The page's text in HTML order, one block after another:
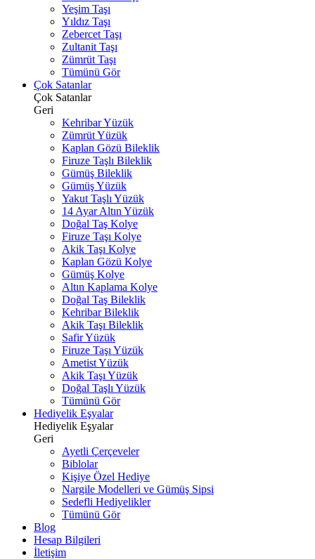
Yeşim Taşı
Yıldız Taşı
Zebercet Taşı
Zultanit Taşı
Zümrüt Taşı
Tümünü Gör
Çok Satanlar
Çok Satanlar
Geri
Kehribar Yüzük
Zümrüt Yüzük
Kaplan Gözü Bileklik
Firuze Taşlı Bileklik
Gümüş Bileklik
Gümüş Yüzük
Yakut Taşlı Yüzük
14 Ayar Altın Yüzük
Doğal Taş Kolye
Firuze Taşı Kolye
Akik Taşı Kolye
Kaplan Gözü Kolye
Gümüş Kolye
Altın Kaplama Kolye
Doğal Taş Bileklik
Kehribar Bileklik
Akik Taşı Bileklik
Safir Yüzük
Firuze Taşı Yüzük
Ametist Yüzük
Akik Taşı Yüzük
Doğal Taşlı Yüzük
Tümünü Gör
Hediyelik Eşyalar
Hediyelik Eşyalar
Geri
Ayetli Çerçeveler
Biblolar
Kişiye Özel Hediye
Nargile Modelleri ve Gümüş Sipsi
Sedefli Hediyelikler
Tümünü Gör
Blog
Hesap Bilgileri
İletişim